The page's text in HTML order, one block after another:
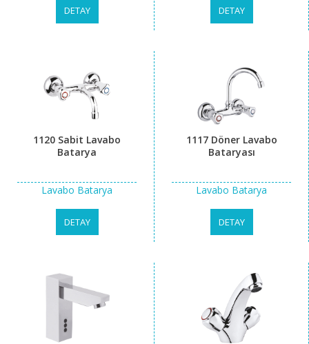
DETAY DETAY
1120 Sabit Lavabo
Batarya
Lavabo Batarya
DETAY
1117 Döner Lavabo
Bataryası
Lavabo Batarya
DETAY